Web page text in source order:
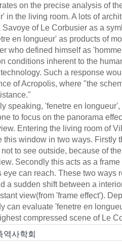
on the precise analysis of
in the living room. A lots of
of Le Corbusier as a
en longueur' as products of
who defined himself as
conditions inherent to the
Such a response
of Acropolis, where "the
speaking, 'fenetre en
to focus on the panorama
Entering the living room of
this window in two ways. Firstly
to see outside, because of
Secondly this acts as a
eye can reach. These two ways
a sudden shift between a
view(from 'frame effect').
can evaluate 'fenetre en
compressed scene of Le
역사학회